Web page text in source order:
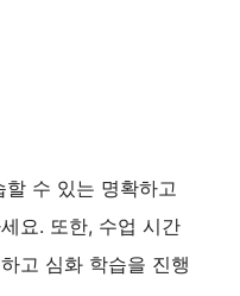
수 있는 명확하고
요. 또한, 수업 시간
고 심화 학습을 진행